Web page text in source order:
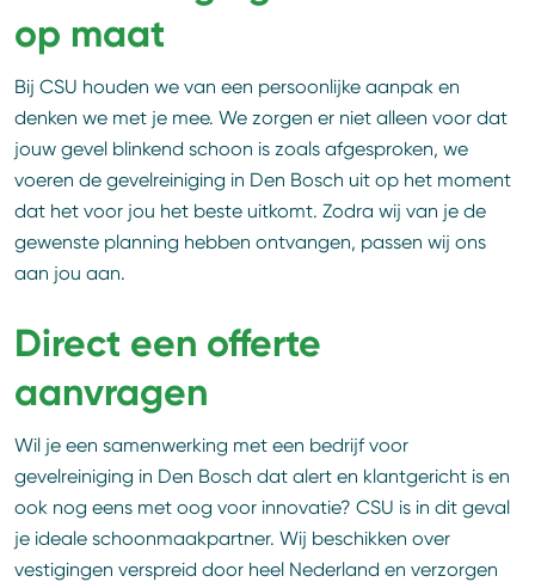
op maat
Bij CSU houden we van een persoonlijke aanpak en
denken we met je mee. We zorgen er niet alleen voor dat
jouw gevel blinkend schoon is zoals afgesproken, we
voeren de gevelreiniging in Den Bosch uit op het moment
dat het voor jou het beste uitkomt. Zodra wij van je de
gewenste planning hebben ontvangen, passen wij ons
aan jou aan.
Direct een offerte
aanvragen
Wil je een samenwerking met een bedrijf voor
gevelreiniging in Den Bosch dat alert en klantgericht is en
ook nog eens met oog voor innovatie? CSU is in dit geval
je ideale schoonmaakpartner. Wij beschikken over
vestigingen verspreid door heel Nederland en verzorgen